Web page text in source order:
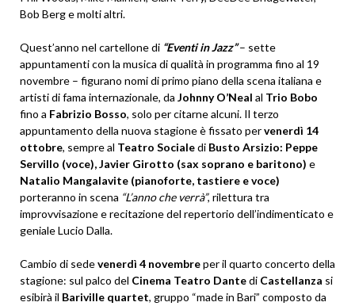
Bob Berg e molti altri.
Quest’anno nel cartellone di “Eventi in Jazz”– sette
appuntamenti con la musica di qualità in programma fino al 19
novembre – figurano nomi di primo piano della scena italiana e
artisti di fama internazionale, da Johnny O’Neal al Trio Bobo
fino a Fabrizio Bosso, solo per citarne alcuni. Il terzo
appuntamento della nuova stagione è fissato pervenerdì 14
ottobre, sempre al Teatro Socialedi Busto Arsizio: Peppe
Servillo (voce), Javier Girotto (sax soprano e baritono) e
Natalio Mangalavite (pianoforte, tastiere e voce)
porteranno in scena “L’anno che verrà”, rilettura tra
improvvisazione e recitazione del repertorio dell’indimenticato e
geniale Lucio Dalla.
Cambio di sedevenerdì 4 novembreper il quarto concerto della
stagione: sul palco del Cinema Teatro Dantedi Castellanza si
esibirà il Bariville quartet, gruppo “made in Bari” composto da